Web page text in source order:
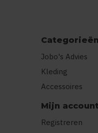
Categorieën
Jobo's Advies
Kleding
Accessoires
Mijn account
Registreren